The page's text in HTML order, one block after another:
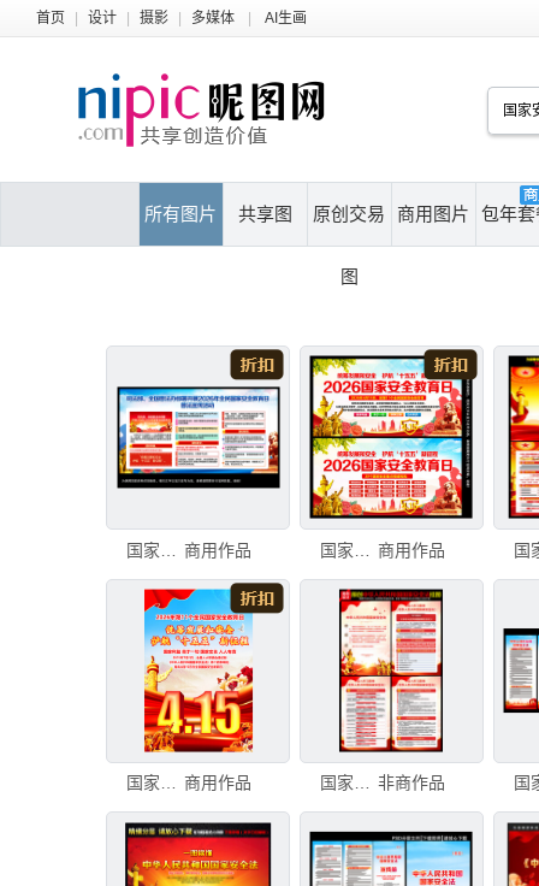
首页 设计 摄影 多媒体 AI生画
所有图片 共享图 原创交易
图
商用图片 包年套
商用作品 商用作品
国家安全日 商用作品 国家安全法 非商作品